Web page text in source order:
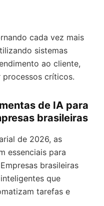
cada vez mais
sistemas
ao cliente,
críticos.
de IA para
brasileiras
de 2026, as
essenciais para
brasileiras
que
tarefas e